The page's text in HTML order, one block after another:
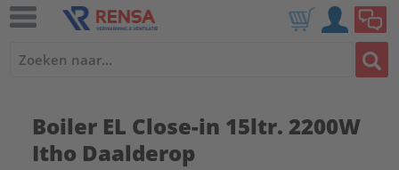
Boiler EL Close-in 15ltr. 2200W
Itho Daalderop